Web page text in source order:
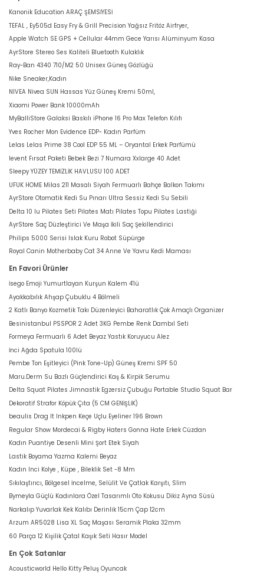
Kanonik Education ARAÇ ŞEMSİYESİ
TEFAL , Ey505d Easy Fry & Grill Precision Yağsız Fritöz Airfryer,
Apple Watch SE GPS + Cellular 44mm Gece Yarısı Alüminyum Kasa
AyrStore Stereo Ses Kaliteli Bluetooth Kulaklık
Ray-Ban 4340 710/M2 50 Unisex Güneş Gözlüğü
Nike Sneaker,Kadın
NIVEA Nivea SUN Hassas Yüz Güneş Kremi 50ml,
Xiaomi Power Bank 10000mAh
MyBalliStore Galaksi Baskılı iPhone 16 Pro Max Telefon Kılıfı
Yves Rocher Mon Evidence EDP- Kadın Parfüm
Lelas Lelas Prime 38 Cool EDP 55 ML – Oryantal Erkek Parfümü
levent Fırsat Paketi Bebek Bezi 7 Numara Xxlarge 40 Adet
Sleepy YÜZEY TEMİZLİK HAVLUSU 100 ADET
UFUK HOME Milas 211 Masalı Siyah Fermuarlı Bahçe Balkon Takımı
AyrStore Otomatik Kedi Su Pınarı Ultra Sessiz Kedi Su Sebili
Delta 10 lu Pilates Seti Pilates Matı Pilates Topu Pilates Lastiği
AyrStore Saç Düzleştirici Ve Maşa İkili Saç Şekillendirici
Philips 5000 Serisi Islak Kuru Robot Süpürge
Royal Canin Motherbaby Cat 34 Anne Ve Yavru Kedi Maması
En Favori Ürünler
İsego Emoji Yumurtlayan Kurşun Kalem 4'lü
Ayakkabılık Ahşap Çubuklu 4 Bölmeli
2 Katlı Banyo Kozmetik Takı Düzenleyici Baharatlık Çok Amaçlı Organizer
Besinistanbul PSSPOR 2 Adet 3KG Pembe Renk Dambıl Seti
Formeya Fermuarlı 6 Adet Beyaz Yastık Koruyucu Alez
İnci Ağda Spatula 100lü
Pembe Ton Eşitleyici (Pink Tone-Up) Güneş Kremi SPF 50
Maru.Derm Su Bazlı Güçlendirici Kaş & Kirpik Serumu
Delta Squat Pilates Jimnastik Egzersiz Çubuğu Portable Studio Squat Bar
Dekoratif Strafor Köpük Çıta (5 CM GENİŞLİK)
beaulis Drag It Inkpen Keçe Uçlu Eyeliner 196 Brown
Regular Show Mordecai & Rigby Haters Gonna Hate Erkek Cüzdan
Kadın Puantiye Desenli Mini Şort Etek Siyah
Lastik Boyama Yazma Kalemi Beyaz
Kadın Inci Kolye , Küpe , Bileklik Set -8 Mm
Sıkılaştırıcı, Bölgesel İncelme, Selülit Ve Çatlak Karşıtı, Slim
Bymeyla Güçlü Kadınlara Özel Tasarımlı Oto Kokusu Dikiz Ayna Süsü
Narkalıp Yuvarlak Kek Kalıbı Derinlik 15cm Çap 12cm
Arzum AR5028 Lisa XL Saç Maşası Seramik Plaka 32mm
60 Parça 12 Kişilik Çatal Kaşık Seti Hasır Model
En Çok Satanlar
Acousticworld Hello Kitty Peluş Oyuncak